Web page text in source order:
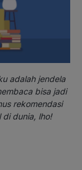
adalah jendela
bisa jadi
rekomendasi
dunia, lho!